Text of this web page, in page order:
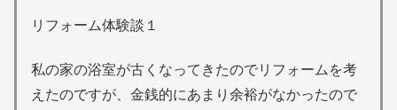
リフォーム体験談１
私の家の浴室が古くなってきたのでリフォームを考
えたのですが、金銭的にあまり余裕がなかったので